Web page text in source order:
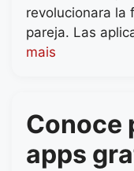
revolucionara la
pareja. Las
mais
Conoce
apps